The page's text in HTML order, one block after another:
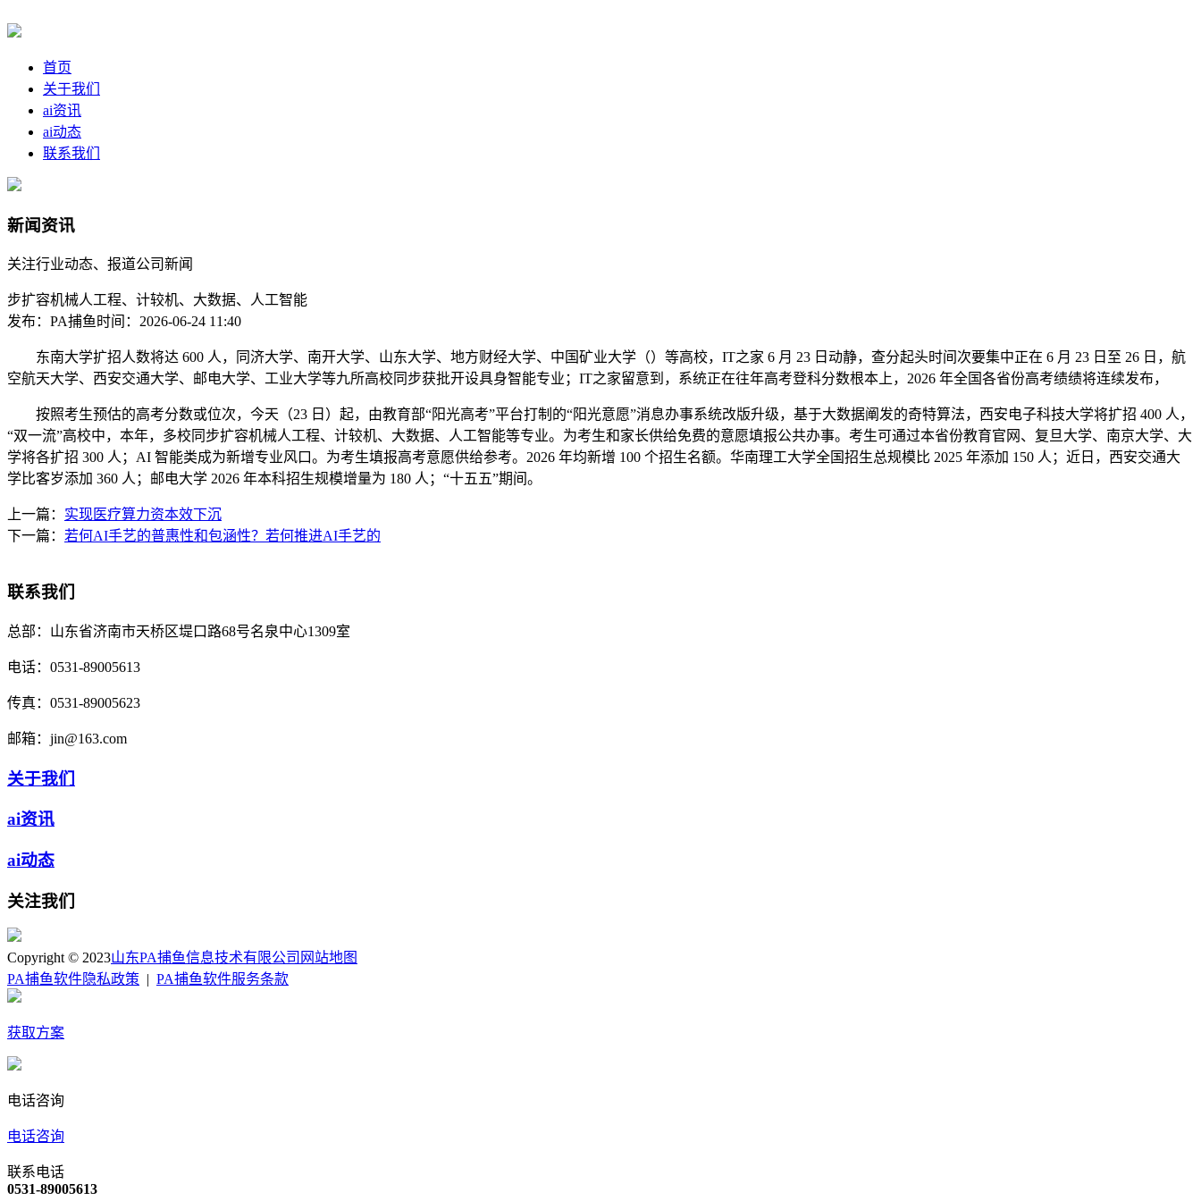
首页
关于我们
ai资讯
ai动态
联系我们
新闻资讯
关注行业动态、报道公司新闻
步扩容机械人工程、计较机、大数据、人工智能
发布：PA捕鱼时间：2026-06-24 11:40
东南大学扩招人数将达 600 人，同济大学、南开大学、山东大学、地方财经大学、中国矿业大学（）等高校，IT之家 6 月 23 日动静，查分起头时间次要集中正在 6 月 23 日至 26 日，航
空航天大学、西安交通大学、邮电大学、工业大学等九所高校同步获批开设具身智能专业；IT之家留意到，系统正在往年高考登科分数根本上，2026 年全国各省份高考绩绩将连续发布，
按照考生预估的高考分数或位次，今天（23 日）起，由教育部“阳光高考”平台打制的“阳光意愿”消息办事系统改版升级，基于大数据阐发的奇特算法，西安电子科技大学将扩招 400 人，
“双一流”高校中，本年，多校同步扩容机械人工程、计较机、大数据、人工智能等专业。为考生和家长供给免费的意愿填报公共办事。考生可通过本省份教育官网、复旦大学、南京大学、大
学将各扩招 300 人；AI 智能类成为新增专业风口。为考生填报高考意愿供给参考。2026 年均新增 100 个招生名额。华南理工大学全国招生总规模比 2025 年添加 150 人；近日，西安交通大
学比客岁添加 360 人；邮电大学 2026 年本科招生规模增量为 180 人；“十五五”期间。
上一篇： 实现医疗算力资本效下沉
下一篇： 若何AI手艺的普惠性和包涵性？若何推进AI手艺的
联系我们
总部： 山东省济南市天桥区堤口路68号名泉中心1309室
电话： 0531-89005613
传真： 0531-89005623
邮箱： jin@163.com
关于我们
ai资讯
ai动态
关注我们
Copyright © 2023山东PA捕鱼信息技术有限公司 网站地图
PA捕鱼软件隐私政策
PA捕鱼软件服务条款
获取方案
电话咨询
电话咨询
联系电话
0531-89005613